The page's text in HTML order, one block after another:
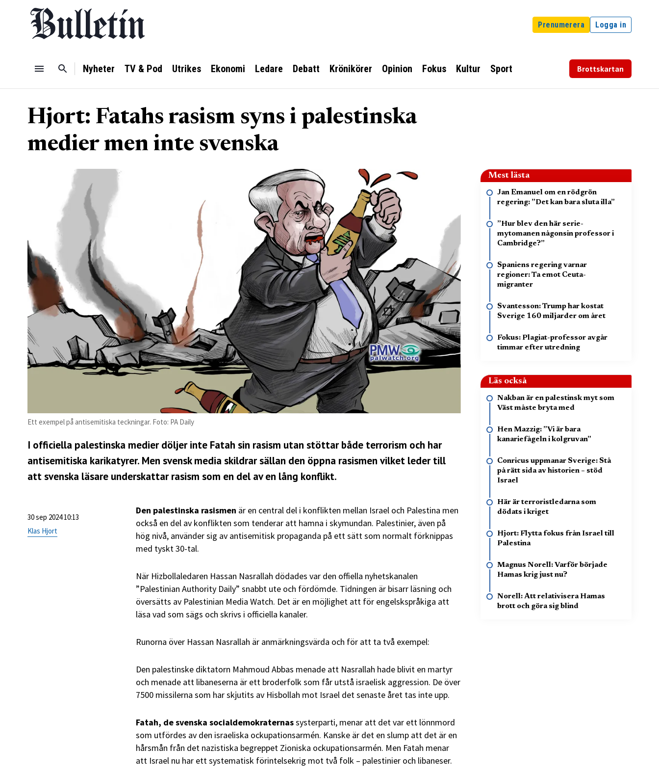
Prenumerera Logga in
Nyheter TV & Pod Utrikes Ekonomi Ledare Debatt Krönikörer Opinion Fokus Kultur Sport Brottskartan
Hjort: Fatahs rasism syns i palestinska
medier men inte svenska
Ett exempel på antisemitiska teckningar. Foto: PA Daily
I officiella palestinska medier döljer inte Fatah sin rasism utan stöttar både terrorism och har
antisemitiska karikatyrer. Men svensk media skildrar sällan den öppna rasismen vilket leder till
att svenska läsare underskattar rasism som en del av en lång konflikt.
30 sep 2024 10:13
Klas Hjort
Den palestinska rasismen är en central del i konflikten mellan Israel och Palestina men
också en del av konflikten som tenderar att hamna i skymundan. Palestinier, även på
hög nivå, använder sig av antisemitisk propaganda på ett sätt som normalt förknippas
med tyskt 30-tal.
När Hizbollaledaren Hassan Nasrallah dödades var den offiella nyhetskanalen
”Palestinian Authority Daily” snabbt ute och fördömde. Tidningen är bisarr läsning och
översätts av Palestinian Media Watch. Det är en möjlighet att för engelskspråkiga att
läsa vad som sägs och skrivs i officiella kanaler.
Runorna över Hassan Nasrallah är anmärkningsvärda och för att ta två exempel:
Den palestinske diktatorn Mahmoud Abbas menade att Nasrallah hade blivit en martyr
och menade att libaneserna är ett broderfolk som får utstå israelisk aggression. De över
7500 missilerna som har skjutits av Hisbollah mot Israel det senaste året tas inte upp.
Fatah, de svenska socialdemokraternassysterparti, menar att det var ett lönnmord
som utfördes av den israeliska ockupationsarmén. Kanske är det en slump att det är en
hårsmån från det nazistiska begreppet Zioniska ockupationsarmén. Men Fatah menar
att Israel nu har ett systematisk förintelsekrig mot två folk – palestinier och libaneser.
Mest lästa
Jan Emanuel om en rödgrön
regering: ”Det kan bara sluta illa”
”Hur blev den här serie-
mytomanen någonsin professor i
Cambridge?”
Spaniens regering varnar
regioner: Ta emot Ceuta-
migranter
Svantesson: Trump har kostat
Sverige 160 miljarder om året
Fokus: Plagiat-professor avgår
timmar efter utredning
Läs också
Nakban är en palestinsk myt som
Väst måste bryta med
Hen Mazzig: ”Vi är bara
kanariefågeln i kolgruvan”
Conricus uppmanar Sverige: Stå
på rätt sida av historien – stöd
Israel
Här är terroristledarna som
dödats i kriget
Hjort: Flytta fokus från Israel till
Palestina
Magnus Norell: Varför började
Hamas krig just nu?
Norell: Att relativisera Hamas
brott och göra sig blind